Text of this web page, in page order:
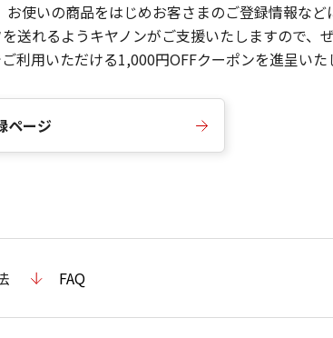
使いの商品をはじめお客さまのご登録情報など
送れるようキヤノンがご支援いたしますので、
用いただける1,000円OFFクーポンを進呈いた
ページ
FAQ